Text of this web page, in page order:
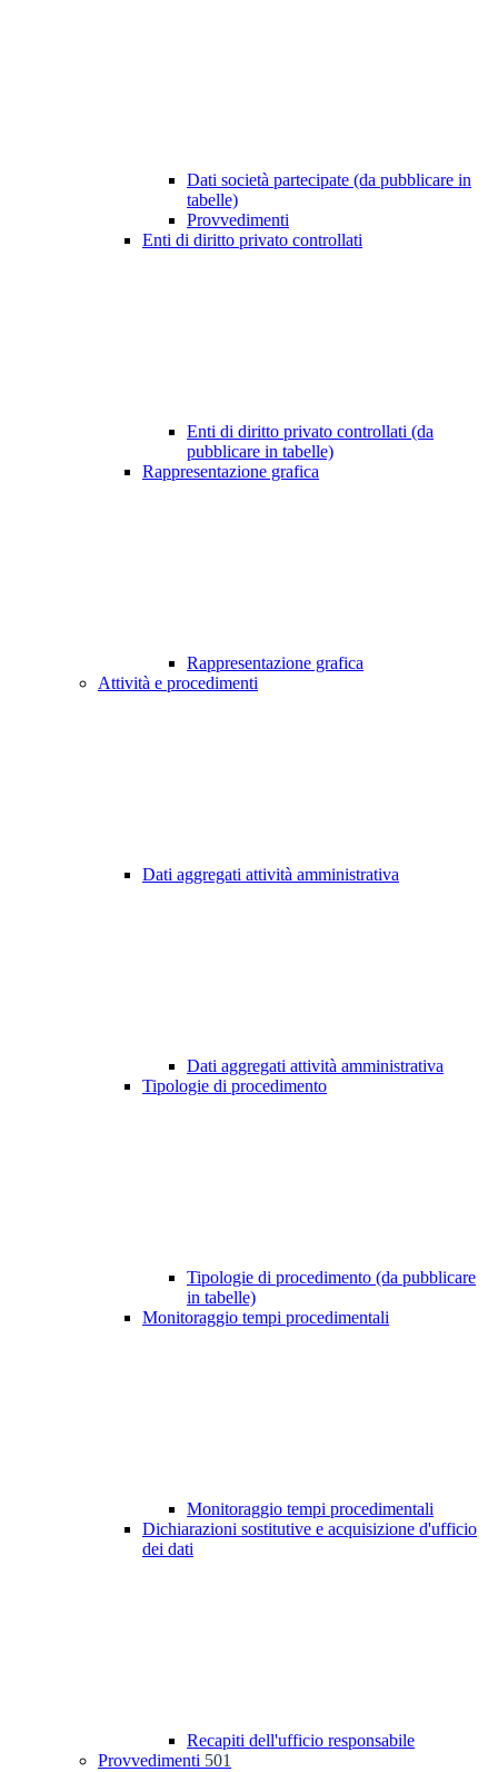
Dati società partecipate (da pubblicare in
tabelle)
Provvedimenti
Enti di diritto privato controllati
Enti di diritto privato controllati (da
pubblicare in tabelle)
Rappresentazione grafica
Rappresentazione grafica
Attività e procedimenti
Dati aggregati attività amministrativa
Dati aggregati attività amministrativa
Tipologie di procedimento
Tipologie di procedimento (da pubblicare
in tabelle)
Monitoraggio tempi procedimentali
Monitoraggio tempi procedimentali
Dichiarazioni sostitutive e acquisizione d'ufficio
dei dati
Recapiti dell'ufficio responsabile
Provvedimenti 501